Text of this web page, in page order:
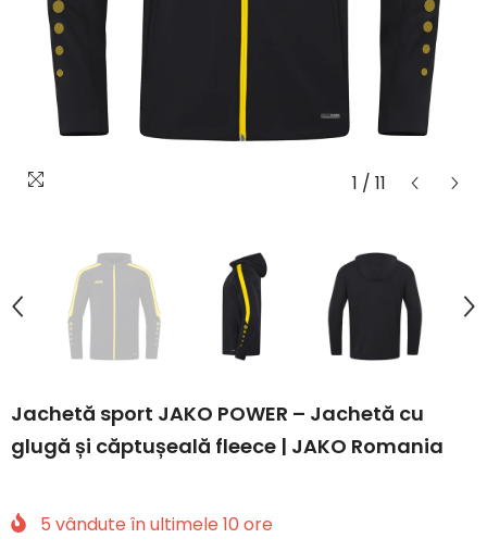
1 / 11
Jachetă sport JAKO POWER – Jachetă cu
glugă și căptușeală fleece | JAKO Romania
5 vândute în ultimele 10 ore